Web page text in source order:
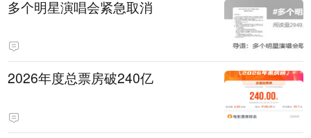
多个明星演唱会紧急取消
2026年度总票房破240亿